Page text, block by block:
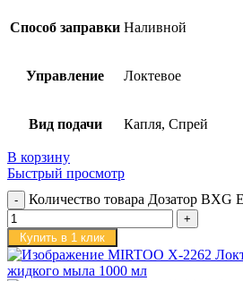
Способ заправки Наливной
Управление Локтевое
Вид подачи Капля, Спрей
В корзину
Быстрый просмотр
Количество товара Дозатор BXG
Купить в 1 клик